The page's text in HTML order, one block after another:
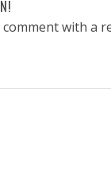
with a